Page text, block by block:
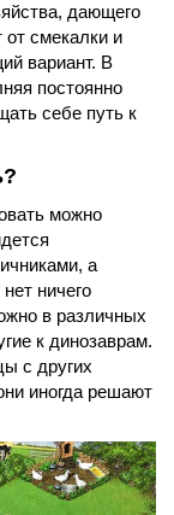
дающего
смекалки и
вариант. В
постоянно
себе путь к
можно
а
ничего
в различных
к динозаврам.
с других
иногда решают